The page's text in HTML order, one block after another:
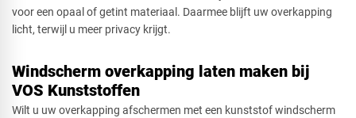
voor een opaal of getint materiaal. Daarmee blijft uw overkapping
licht, terwijl u meer privacy krijgt.
Windscherm overkapping laten maken bij
VOS Kunststoffen
Wilt u uw overkapping afschermen met een kunststof windscherm